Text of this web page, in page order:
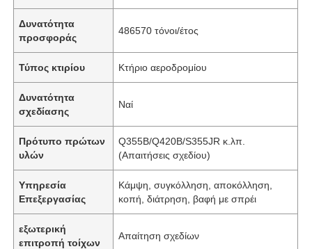
Δυνατότητα
προσφοράς
486570 τόνοι/έτος
Τύπος κτιρίου Κτήριο αεροδρομίου
Δυνατότητα
σχεδίασης
Ναί
Πρότυπο πρώτων
υλών
Q355B/Q420B/S355JR κ.λπ.
(Απαιτήσεις σχεδίου)
Υπηρεσία
Επεξεργασίας
Κάμψη, συγκόλληση, αποκόλληση,
κοπή, διάτρηση, βαφή με σπρέι
εξωτερική
επιτροπή τοίχων
Απαίτηση σχεδίων